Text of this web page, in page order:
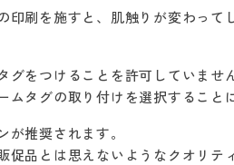
刷を施すと、肌触りが変わって
をつけることを許可していません
タグの取り付けを選択すること
推奨されます。
品とは思えないようなクオリテ